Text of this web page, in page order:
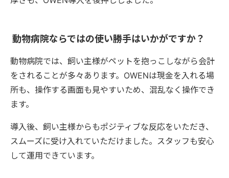
動物病院ならではの使い勝手はいかがですか？
動物病院では、飼い主様がペットを抱っこしながら会計
をされることが多々あります。OWENは現金を入れる場
所も、操作する画面も見やすいため、混乱なく操作でき
ます。
導入後、飼い主様からもポジティブな反応をいただき、
スムーズに受け入れていただけました。スタッフも安心
して運用できています。